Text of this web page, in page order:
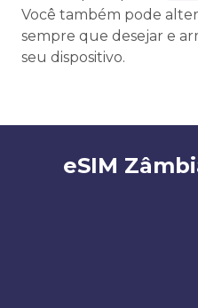
Você também pode
sempre que desejar e
seu dispositivo.
eSIM